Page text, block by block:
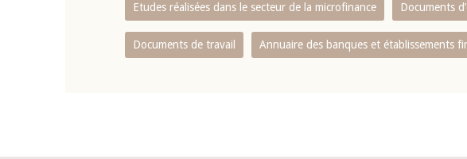
Etudes réalisées dans le secteur de la microfinance Documents
Documents de travail Annuaire des banques et établissements